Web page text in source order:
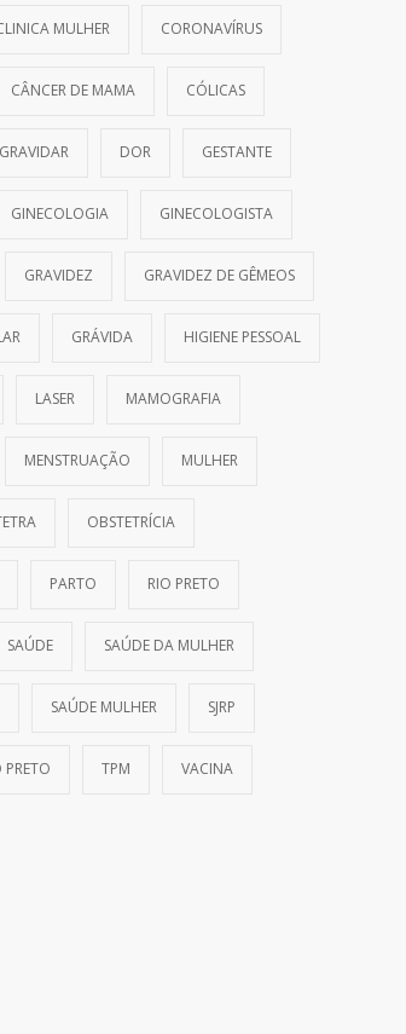
MULHER CORONAVÍRUS
CÂNCER DE MAMA CÓLICAS
DOR GESTANTE
GINECOLOGIA GINECOLOGISTA
GRAVIDEZ GRAVIDEZ DE GÊMEOS
GRÁVIDA HIGIENE PESSOAL
LASER MAMOGRAFIA
MENSTRUAÇÃO MULHER
OBSTETRÍCIA
PARTO RIO PRETO
SAÚDE SAÚDE DA MULHER
SAÚDE MULHER SJRP
PRETO TPM VACINA